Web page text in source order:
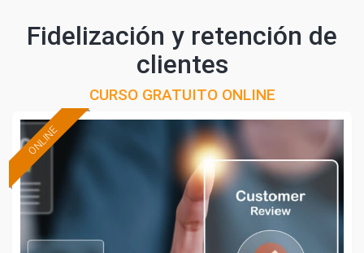
Fidelización y retención de
clientes
CURSO GRATUITO ONLINE
ONLINE